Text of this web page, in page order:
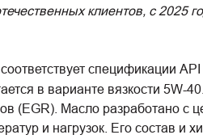
клиентов, с 2025
соответствует спецификации
в варианте вязкости
(EGR). Масло разработано
и нагрузок. Его состав